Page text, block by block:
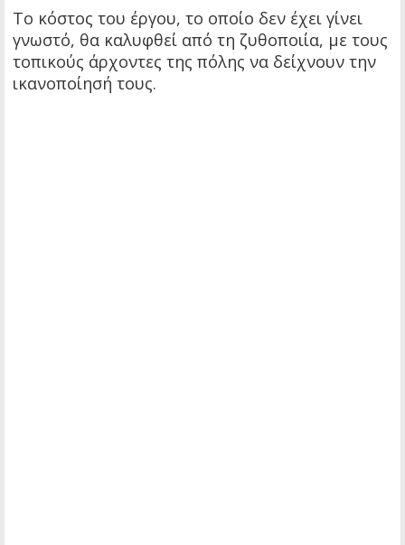
Το κόστος του έργου, το οποίο δεν έχει γίνει
γνωστό, θα καλυφθεί από τη ζυθοποιία, με τους
τοπικούς άρχοντες της πόλης να δείχνουν την
ικανοποίησή τους.